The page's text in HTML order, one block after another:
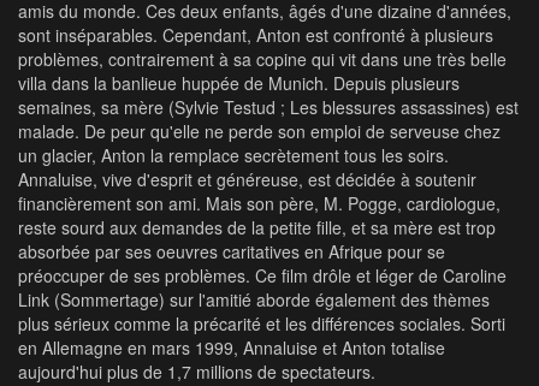
amis du monde. Ces deux enfants, âgés d'une dizaine d'années,
sont inséparables. Cependant, Anton est confronté à plusieurs
problèmes, contrairement à sa copine qui vit dans une très belle
villa dans la banlieue huppée de Munich. Depuis plusieurs
semaines, sa mère (Sylvie Testud ; Les blessures assassines) est
malade. De peur qu'elle ne perde son emploi de serveuse chez
un glacier, Anton la remplace secrètement tous les soirs.
Annaluise, vive d'esprit et généreuse, est décidée à soutenir
financièrement son ami. Mais son père, M. Pogge, cardiologue,
reste sourd aux demandes de la petite fille, et sa mère est trop
absorbée par ses oeuvres caritatives en Afrique pour se
préoccuper de ses problèmes. Ce film drôle et léger de Caroline
Link (Sommertage) sur l'amitié aborde également des thèmes
plus sérieux comme la précarité et les différences sociales. Sorti
en Allemagne en mars 1999, Annaluise et Anton totalise
aujourd'hui plus de 1,7 millions de spectateurs.